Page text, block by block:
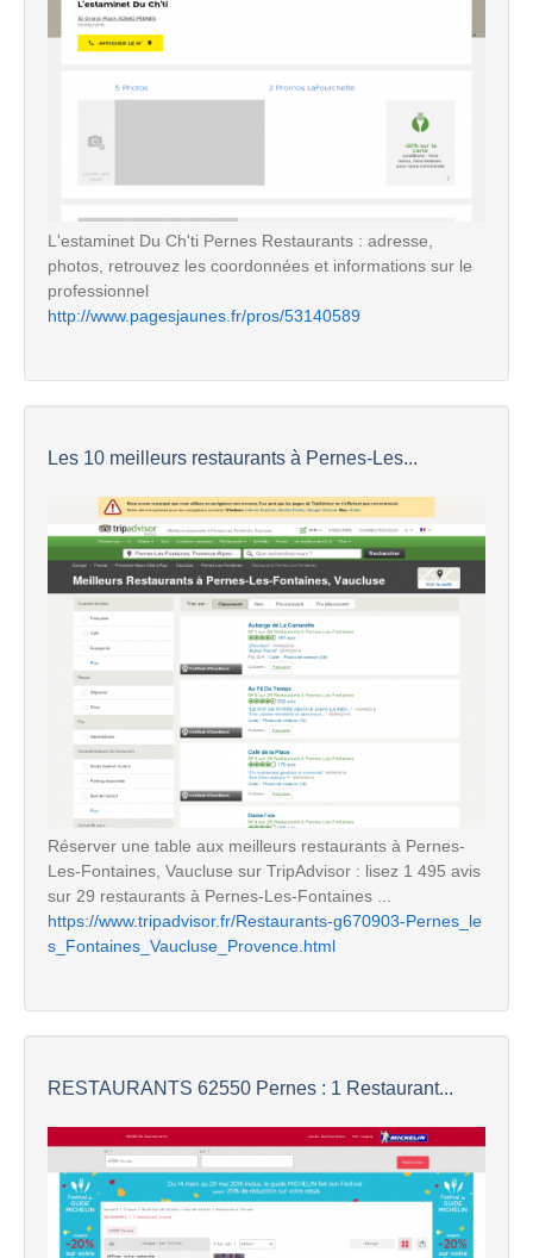
L'estaminet Du Ch'ti Pernes Restaurants : adresse,
photos, retrouvez les coordonnées et informations sur le
professionnel
http://www.pagesjaunes.fr/pros/53140589
Les 10 meilleurs restaurants à Pernes-Les...
Réserver une table aux meilleurs restaurants à Pernes-
Les-Fontaines, Vaucluse sur TripAdvisor : lisez 1 495 avis
sur 29 restaurants à Pernes-Les-Fontaines ...
https://www.tripadvisor.fr/Restaurants-g670903-Pernes_le
s_Fontaines_Vaucluse_Provence.html
RESTAURANTS 62550 Pernes : 1 Restaurant...